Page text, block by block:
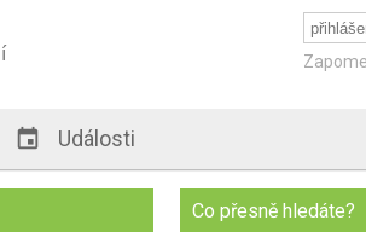
 Události
Co přesně hledáte?